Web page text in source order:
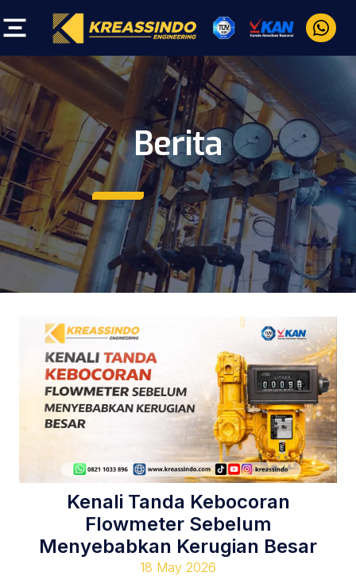
Berita
Kenali Tanda Kebocoran
Flowmeter Sebelum
Menyebabkan Kerugian Besar
18 May 2026